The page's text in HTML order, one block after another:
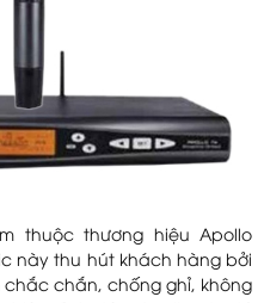
thuộc thương hiệu Apollo
này thu hút khách hàng bởi
chắn, chống ghỉ, không